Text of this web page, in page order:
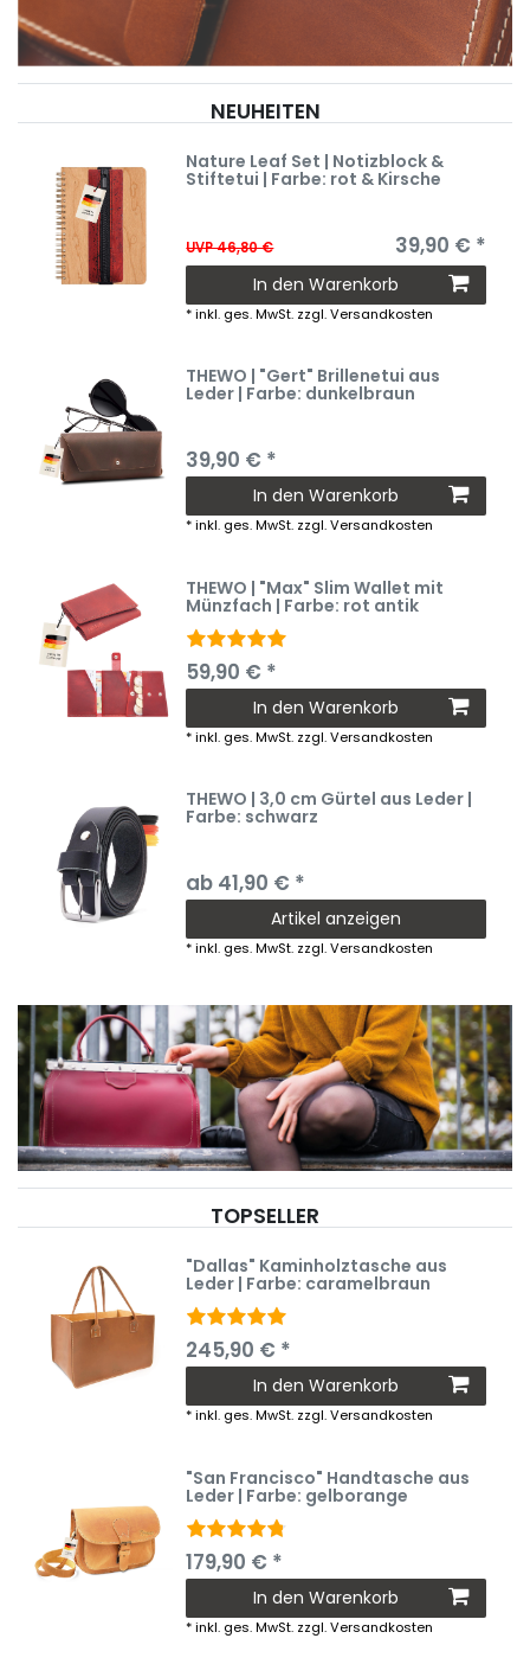
NEUHEITEN
Nature Leaf Set | Notizblock &
Stiftetui | Farbe: rot & Kirsche
UVP 46,80 € 39,90 € *
In den Warenkorb
*inkl. ges. MwSt. zzgl.Versandkosten
THEWO | "Gert" Brillenetui aus
Leder | Farbe: dunkelbraun
39,90 € *
In den Warenkorb
*inkl. ges. MwSt. zzgl.Versandkosten
THEWO | "Max" Slim Wallet mit
Münzfach | Farbe: rot antik
59,90 € *
In den Warenkorb
*inkl. ges. MwSt. zzgl.Versandkosten
THEWO | 3,0 cm Gürtel aus Leder |
Farbe: schwarz
ab 41,90 € *
Artikel anzeigen
*inkl. ges. MwSt. zzgl.Versandkosten
TOPSELLER
"Dallas" Kaminholztasche aus
Leder | Farbe: caramelbraun
245,90 € *
In den Warenkorb
*inkl. ges. MwSt. zzgl.Versandkosten
"San Francisco" Handtasche aus
Leder | Farbe: gelborange
179,90 € *
In den Warenkorb
*inkl. ges. MwSt. zzgl.Versandkosten